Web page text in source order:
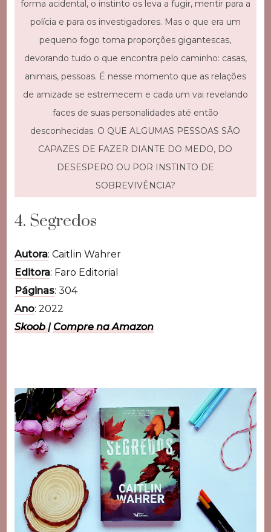
forma acidental, o instinto os leva a fugir, mentir para a
polícia e para os investigadores. Mas o que era um
pequeno fogo toma proporções gigantescas,
devorando tudo o que encontra pelo caminho: casas,
animais, pessoas. É nesse momento que as relações
de amizade se estremecem e cada um vai revelando
faces de suas personalidades até então
desconhecidas. O QUE ALGUMAS PESSOAS SÃO
CAPAZES DE FAZER DIANTE DO MEDO, DO
DESESPERO OU POR INSTINTO DE
SOBREVIVÊNCIA?
4. Segredos
Autora: Caitlin Wahrer
Editora: Faro Editorial
Páginas: 304
Ano: 2022
Skoob|Compre na Amazon